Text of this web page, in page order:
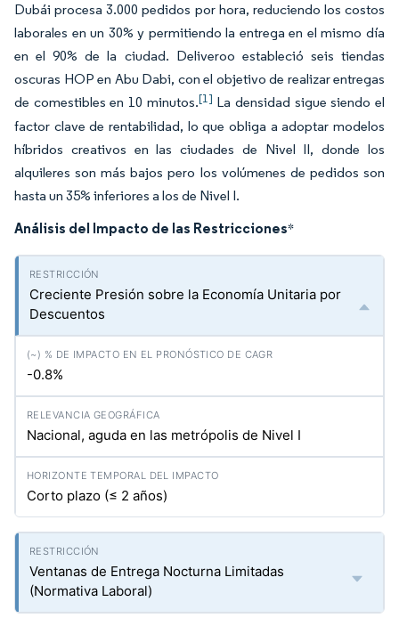
Dubái procesa 3.000 pedidos por hora, reduciendo los costos
laborales en un 30% y permitiendo la entrega en el mismo día
en el 90% de la ciudad. Deliveroo estableció seis tiendas
oscuras HOP en Abu Dabi, con el objetivo de realizar entregas
de comestibles en 10 minutos.[1] La densidad sigue siendo el
factor clave de rentabilidad, lo que obliga a adoptar modelos
híbridos creativos en las ciudades de Nivel II, donde los
alquileres son más bajos pero los volúmenes de pedidos son
hasta un 35% inferiores a los de Nivel I.
Análisis del Impacto de las Restricciones*
Creciente Presión sobre la Economía Unitaria por
Descuentos
-0.8%
Nacional, aguda en las metrópolis de Nivel I
Corto plazo (≤ 2 años)
Ventanas de Entrega Nocturna Limitadas
(Normativa Laboral)